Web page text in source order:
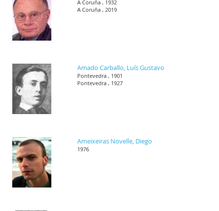
A Coruña , 1932
A Coruña , 2019
Amado Carballo, Luís Gustavo
Pontevedra , 1901
Pontevedra , 1927
Ameixeiras Novelle, Diego
1976